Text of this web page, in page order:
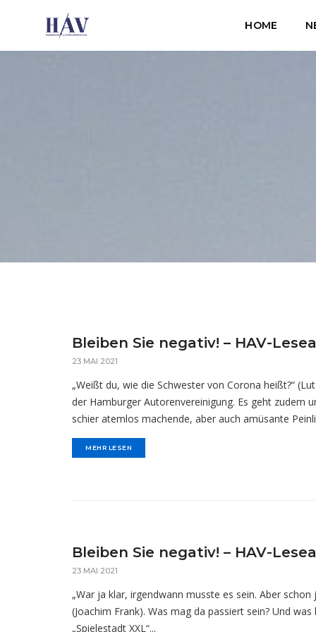
HOME
Bleiben Sie negativ! – HAV-
23 MAI 2021
„Weißt du, wie die Schwester von Corona heißt?“
der Hamburger Autorenvereinigung. Es geht zudem
schier atemlos machende, aber auch amüsante
MEHR LESEN
Bleiben Sie negativ! – HAV-
23 MAI 2021
„War ja klar, irgendwann musste es sein. Aber
(Joachim Frank). Was mag da passiert sein? Und
„Spielestadt XXL“...